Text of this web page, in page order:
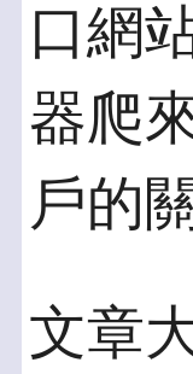
口網
器爬
戶的
文章